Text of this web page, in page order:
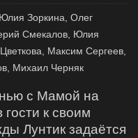
Зоркина, Олег
Смекалов, Юлия
Максим Сергеев,
Михаил Черняк
с Мамой на
гости к своим
Лунтик задаётся